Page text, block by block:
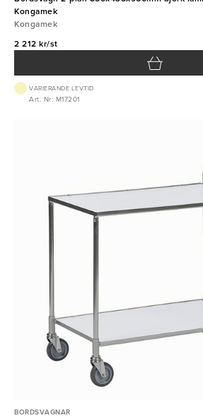
Kongamek
Kongamek
2 212 kr/st
VARIERANDE LEVTID
Art. Nr: M17201
BORDSVAGNAR